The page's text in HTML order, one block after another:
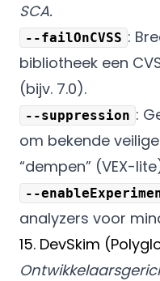
SCA.
--failOnCVSS :
bibliotheek een
(bijv. 7.0).
--suppression :
om bekende
“dempen” (VEX-
--
analyzers voor
15. DevSkim